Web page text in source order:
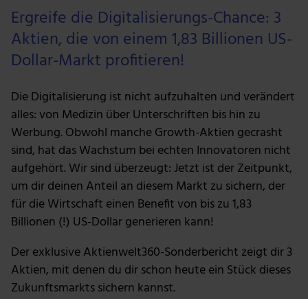
Ergreife die Digitalisierungs-Chance: 3
Aktien, die von einem 1,83 Billionen US-
Dollar-Markt profitieren!
Die Digitalisierung ist nicht aufzuhalten und verändert
alles: von Medizin über Unterschriften bis hin zu
Werbung. Obwohl manche Growth-Aktien gecrasht
sind, hat das Wachstum bei echten Innovatoren nicht
aufgehört. Wir sind überzeugt: Jetzt ist der Zeitpunkt,
um dir deinen Anteil an diesem Markt zu sichern, der
für die Wirtschaft einen Benefit von bis zu 1,83
Billionen (!) US-Dollar generieren kann!
Der exklusive Aktienwelt360-Sonderbericht zeigt dir 3
Aktien, mit denen du dir schon heute ein Stück dieses
Zukunftsmarkts sichern kannst.